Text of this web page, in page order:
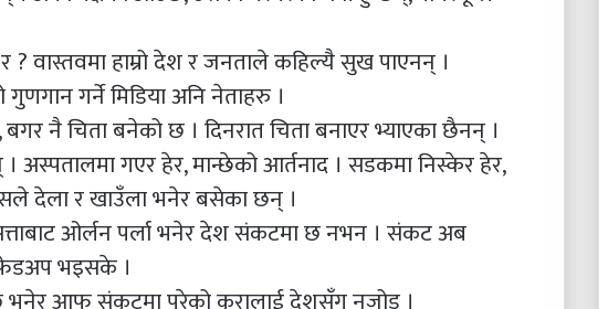
वास्तवमा हाम्रो देश र जनताले कहिल्यै सुख पाएनन् ।
गुणगान गर्ने मिडिया अनि नेताहरु ।
नै चिता बनेको छ । दिनरात चिता बनाएर भ्याएका छैनन् ।
गएर हेर, मान्छेको आर्तनाद । सडकमा निस्केर हेर,
देला र खाउँला भनेर बसेका छन् ।
ओर्लन पर्ला भनेर देश संकटमा छ नभन । संकट अब
भइसके ।